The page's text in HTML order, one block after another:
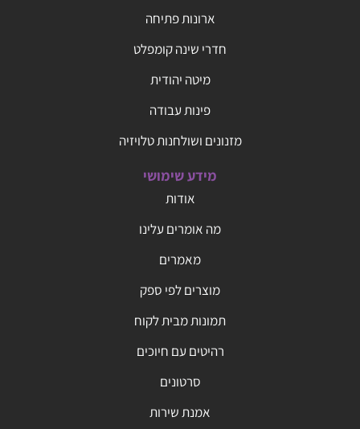
ארונות פתיחה
חדרי שינה קומפלט
מיטה יהודית
פינות עבודה
מזנונים ושולחנות טלויזיה
מידע שימושי
אודות
מה אומרים עלינו
מאמרים
מוצרים לפי ספק
תמונות מבית לקוח
רהיטים עם חיוכים
סרטונים
אמנת שירות